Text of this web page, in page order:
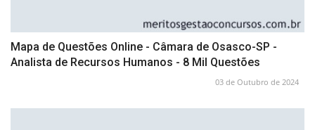
Mapa de Questões Online - Câmara de Osasco-SP -
Analista de Recursos Humanos - 8 Mil Questões
03 de Outubro de 2024